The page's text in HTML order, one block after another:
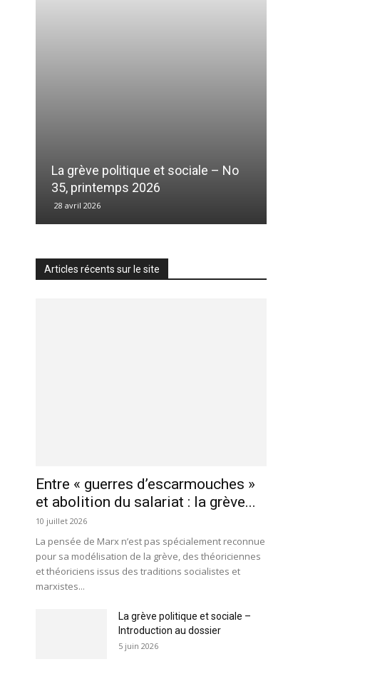
La grève politique et sociale – No
35, printemps 2026
28 avril 2026
Articles récents sur le site
Entre « guerres d’escarmouches »
et abolition du salariat : la grève...
10 juillet 2026
La pensée de Marx n’est pas spécialement reconnue
pour sa modélisation de la grève, des théoriciennes
et théoriciens issus des traditions socialistes et
marxistes...
La grève politique et sociale –
Introduction au dossier
5 juin 2026